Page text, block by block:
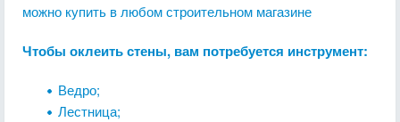
можно купить в любом строительном магазине
Чтобы оклеить стены, вам потребуется инструмент:
Ведро;
Лестница;